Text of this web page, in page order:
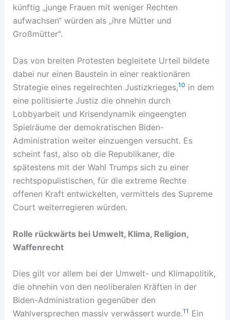
künftig „junge Frauen mit weniger Rechten
aufwachsen“ würden als „ihre Mütter und
Großmütter“.
Das von breiten Protesten begleitete Urteil bildete
dabei nur einen Baustein in einer reaktionären
Strategie eines regelrechten Justizkrieges,10 in dem
eine politisierte Justiz die ohnehin durch
Lobbyarbeit und Krisendynamik eingeengten
Spielräume der demokratischen Biden-
Administration weiter einzuengen versucht. Es
scheint fast, also ob die Republikaner, die
spätestens mit der Wahl Trumps sich zu einer
rechtspopulistischen, für die extreme Rechte
offenen Kraft entwickelten, vermittels des Supreme
Court weiterregieren würden.
Rolle rückwärts bei Umwelt, Klima, Religion,
Waffenrecht
Dies gilt vor allem bei der Umwelt- und Klimapolitik,
die ohnehin von den neoliberalen Kräften in der
Biden-Administration gegenüber den
Wahlversprechen massiv verwässert wurde.11 Ein